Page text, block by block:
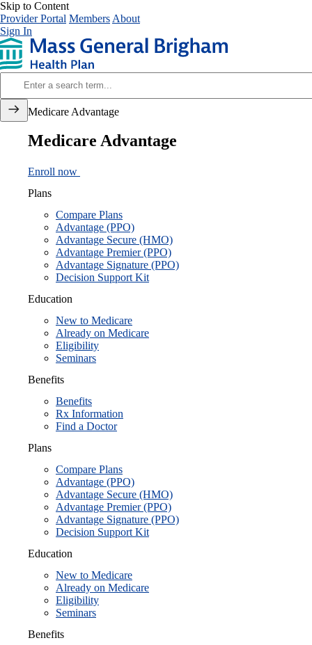
Skip to Content
Provider Portal Members About
Sign In
Medicare Advantage
Medicare Advantage
Enroll now
Plans
Compare Plans
Advantage (PPO)
Advantage Secure (HMO)
Advantage Premier (PPO)
Advantage Signature (PPO)
Decision Support Kit
Education
New to Medicare
Already on Medicare
Eligibility
Seminars
Benefits
Benefits
Rx Information
Find a Doctor
Plans
Compare Plans
Advantage (PPO)
Advantage Secure (HMO)
Advantage Premier (PPO)
Advantage Signature (PPO)
Decision Support Kit
Education
New to Medicare
Already on Medicare
Eligibility
Seminars
Benefits